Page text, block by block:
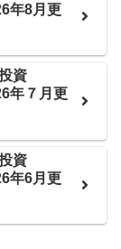
年8月更
資
年７月更
資
年6月更